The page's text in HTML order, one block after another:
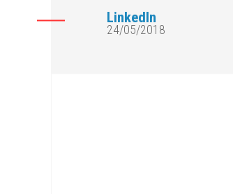
LinkedIn
24/05/2018